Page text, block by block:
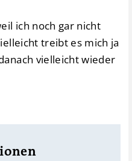
ich noch gar nicht
treibt es mich ja
vielleicht wieder